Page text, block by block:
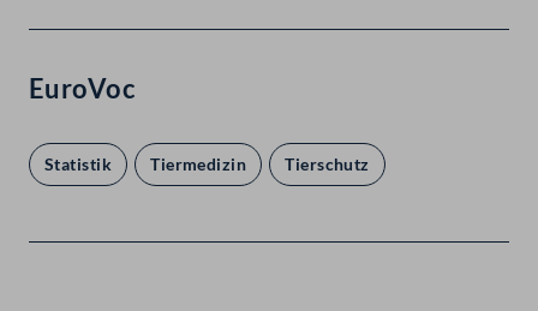
EuroVoc
Statistik Tiermedizin Tierschutz